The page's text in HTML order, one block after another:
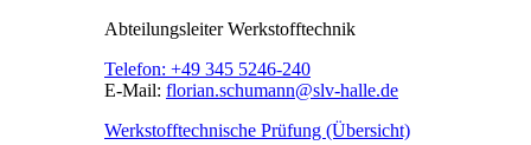
AbteilungsleiterWerkstofftechnik
Telefon: +49 345 5246-240
E-Mail: florian.schumann@slv-halle.de
Werkstofftechnische Prüfung (Übersicht)